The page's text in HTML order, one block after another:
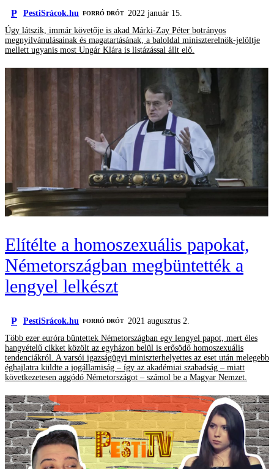
P PestiSrácok.hu FORRÓ DRÓT 2022 január 15.
Úgy látszik, immár követője is akad Márki-Zay Péter botrányos
megnyilvánulásainak és magatartásának, a baloldal miniszterelnök-jelöltje
mellett ugyanis most Ungár Klára is listázással állt elő.
Elítélte a homoszexuális papokat,
Németországban megbüntették a
lengyel lelkészt
P PestiSrácok.hu FORRÓ DRÓT 2021 augusztus 2.
Több ezer euróra büntettek Németországban egy lengyel papot, mert éles
hangvételű cikket közölt az egyházon belül is erősödő homoszexuális
tendenciákról. A varsói igazságügyi miniszterhelyettes az eset után melegebb
éghajlatra küldte a jogállamiság – így az akadémiai szabadság – miatt
következetesen aggódó Németországot – számol be a Magyar Nemzet.